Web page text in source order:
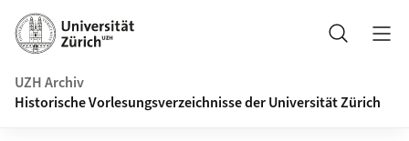
Navigation auf uzh.ch
Suche
UZH Archiv
Historische Vorlesungsverzeichnisse der Universität Zürich